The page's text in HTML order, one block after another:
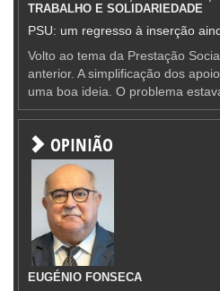
TRABALHO E SOLIDARIEDADE
PSU: um regresso à inserção
Volto ao tema da Prestação
anterior. A simplificação dos
uma boa ideia. O problema
OPINIÃO
EUGÉNIO FONSECA